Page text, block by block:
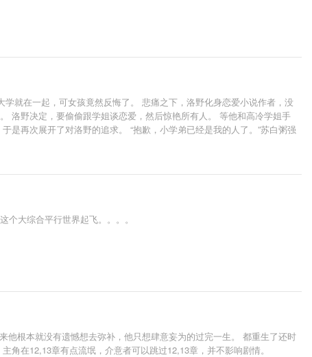
就在一起，可女孩竟然反悔了。 悲痛之下，洛野化身恋爱小说作者，没
野决定，要偷偷跟学姐谈恋爱，然后惊艳所有人。 等他和高冷学姐手
再次展开了对洛野的追求。 “抱歉，小学弟已经是我的人了。”苏白粥强
大综合平行世界起飞。。。。
根本就没有遗憾想去弥补，他只想肆意妄为的过完一生。 都重生了还时
在12,13章有点流氓，介意者可以跳过12,13章，并不影响剧情。